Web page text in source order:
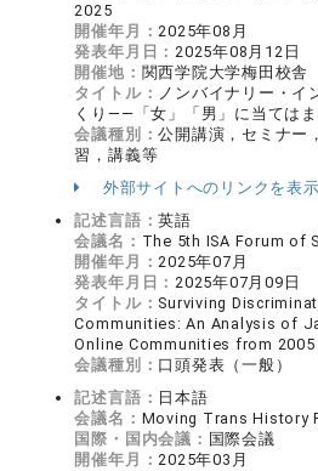
2025
開催年月：2025年08月
発表年月日：2025年08月12日
開催地： 関西学院大学梅田校舎
タイトル： ノンバイナリー・イ
くり――「女」「男」に当ては
会議種別：公開講演，セミナー
習，講義等
外部サイトへのリンクを表示
記述言語：英語
会議名： The 5th ISA Forum of
開催年月：2025年07月
発表年月日：2025年07月09日
タイトル： Surviving
Communities: An Analysis of
Online Communities from
会議種別： 口頭発表（一般）
記述言語： 日本語
会議名： Moving Trans History
国際・国内会議： 国際会議
開催年月：2025年03月